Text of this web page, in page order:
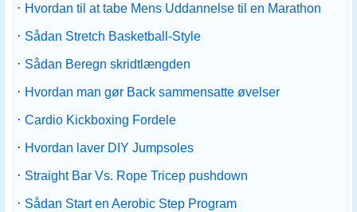
· Hvordan til at tabe Mens Uddannelse til en Marathon
· Sådan Stretch Basketball-Style
· Sådan Beregn skridtlængden
· Hvordan man gør Back sammensatte øvelser
· Cardio Kickboxing Fordele
· Hvordan laver DIY Jumpsoles
· Straight Bar Vs. Rope Tricep pushdown
· Sådan Start en Aerobic Step Program